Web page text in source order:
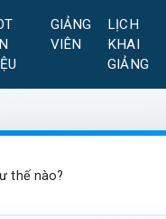
GIẢNG
VIÊN
LỊCH
KHAI
GIẢNG
thế nào?